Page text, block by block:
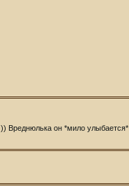
Вреднюлька он *мило улыбается*